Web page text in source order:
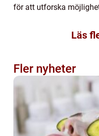
för att utforska
Läs
Fler nyheter